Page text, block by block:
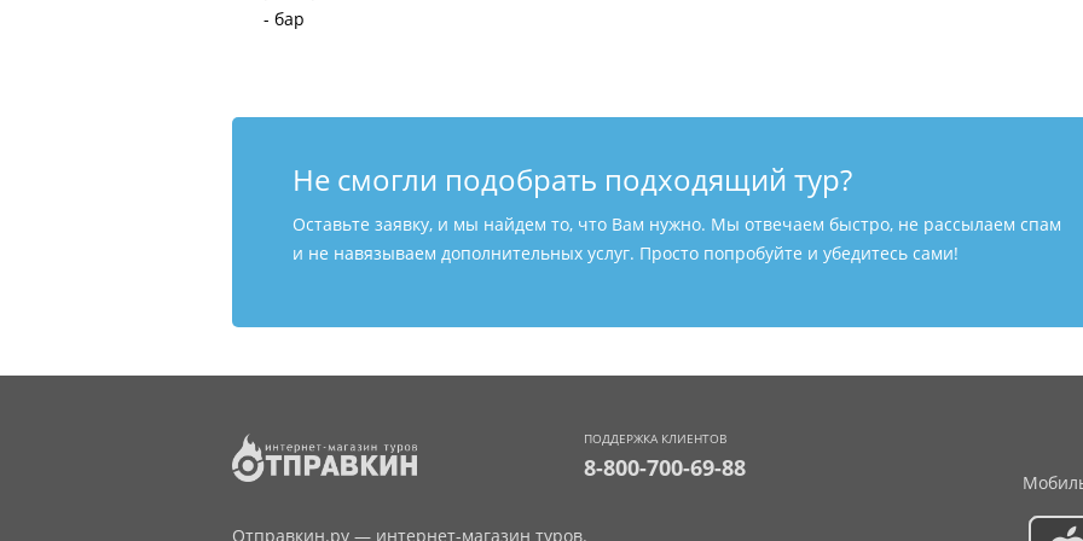
- бар
Не смогли подобрать подходящий тур?
Оставьте заявку, и мы найдем то, что Вам нужно. Мы отвечаем быстро, не рассылаем спам
и не навязываем дополнительных услуг. Просто попробуйте и убедитесь сами!
ПОДДЕРЖКА КЛИЕНТОВ
8-800-700-69-88
Отправкин.ру — интернет-магазин туров.